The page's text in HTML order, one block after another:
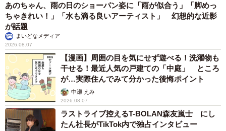
今回の反響についてマキタの広報担当部署にもご感想をう
かがった。残念ながら回答は差し控えたいということだっ
たが、その対応は決して突き放すようなものではなく誠意
に満ちたものだった。今後もマキタの質の高い接客応対が
維持されるよう願いたい。
あのちゃん、雨の日のショーパン姿に「雨が似合う」「脚めっ
ちゃきれい！」「水も滴る良いアーティスト」 幻想的な近影
が話題
まいどなメディア
2026.08.07
【漫画】周囲の目を気にせず遊べる！洗濯物も
干せる！最近人気の戸建ての「中庭」 ところ
が…実際住んでみて分かった後悔ポイント
中瀬 えみ
2026.08.07
ラストライブ控えるT-BOLAN森友嵐士 にし
たん社長がTikTok内で独占インタビュー